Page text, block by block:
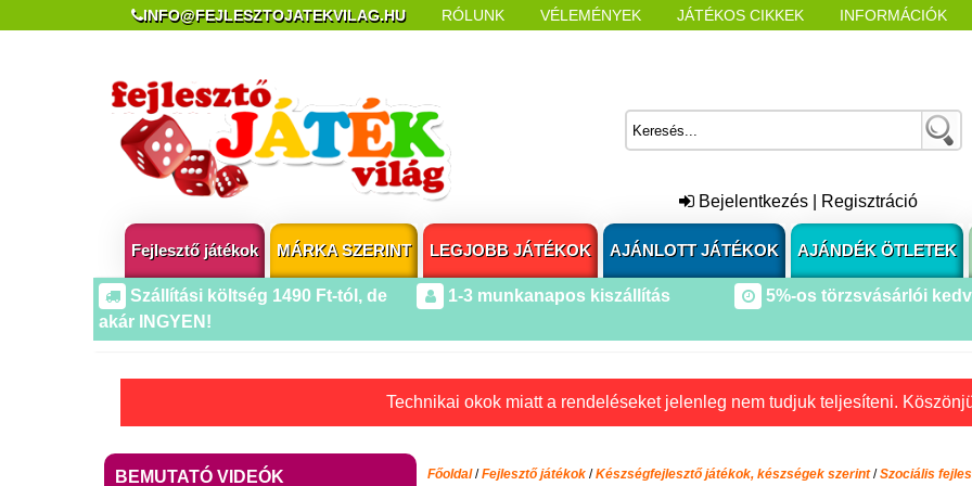
INFO@FEJLESZTOJATEKVILAG.HU RÓLUNK VÉLEMÉNYEK JÁTÉKOS CIKKEK INFORMÁCIÓK
Bejelentkezés Regisztráció
Fejlesztő játékok MÁRKA SZERINT LEGJOBB JÁTÉKOK AJÁNLOTT JÁTÉKOK AJÁNDÉK ÖTLETEK
Szállítási költség 1490 Ft-tól, de
akár INGYEN!
1-3 munkanapos kiszállítás 5%-os törzsvásárlói
Technikai okok miatt a rendeléseket jelenleg nem tudjuk teljesíteni.
BEMUTATÓ VIDEÓK Főoldal/Fejlesztő játékok /Készségfejlesztő játékok, készségek szerint /Szociális